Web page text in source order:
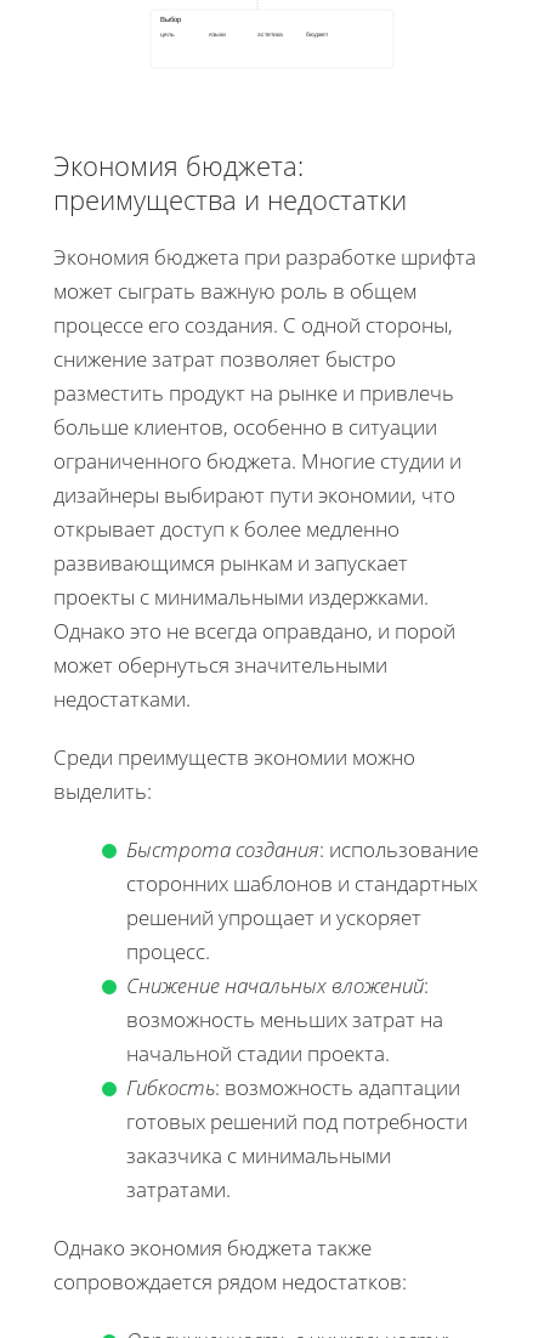
Выбор
цель языки эстетика бюджет
Экономия бюджета:
преимущества и недостатки
Экономия бюджета при разработке шрифта
может сыграть важную роль в общем
процессе его создания. С одной стороны,
снижение затрат позволяет быстро
разместить продукт на рынке и привлечь
больше клиентов, особенно в ситуации
ограниченного бюджета. Многие студии и
дизайнеры выбирают пути экономии, что
открывает доступ к более медленно
развивающимся рынкам и запускает
проекты с минимальными издержками.
Однако это не всегда оправдано, и порой
может обернуться значительными
недостатками.
Среди преимуществ экономии можно
выделить:
Быстрота создания: использование
сторонних шаблонов и стандартных
решений упрощает и ускоряет
процесс.
Снижение начальных вложений:
возможность меньших затрат на
начальной стадии проекта.
Гибкость: возможность адаптации
готовых решений под потребности
заказчика с минимальными
затратами.
Однако экономия бюджета также
сопровождается рядом недостатков: